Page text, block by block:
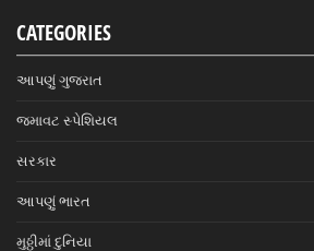
CATEGORIES
આપણું ગુજરાત
જમાવટ સ્પેશિયલ
સરકાર
આપણું ભારત
મુઠ્ઠીમાં દુનિયા